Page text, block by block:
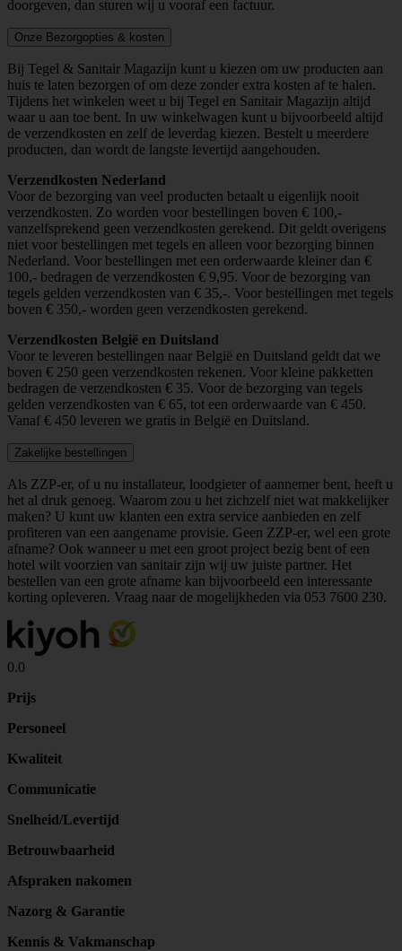
doorgeven, dan sturen wij u vooraf een factuur.
Onze Bezorgopties & kosten
Bij Tegel & Sanitair Magazijn kunt u kiezen om uw producten aan
huis te laten bezorgen of om deze zonder extra kosten af te halen.
Tijdens het winkelen weet u bij Tegel en Sanitair Magazijn altijd
waar u aan toe bent. In uw winkelwagen kunt u bijvoorbeeld altijd
de verzendkosten en zelf de leverdag kiezen. Bestelt u meerdere
producten, dan wordt de langste levertijd aangehouden.
Verzendkosten Nederland
Voor de bezorging van veel producten betaalt u eigenlijk nooit
verzendkosten. Zo worden voor bestellingen boven € 100,-
vanzelfsprekend geen verzendkosten gerekend. Dit geldt overigens
niet voor bestellingen met tegels en alleen voor bezorging binnen
Nederland. Voor bestellingen met een orderwaarde kleiner dan €
100,- bedragen de verzendkosten € 9,95. Voor de bezorging van
tegels gelden verzendkosten van € 35,-. Voor bestellingen met tegels
boven € 350,- worden geen verzendkosten gerekend.
Verzendkosten België en Duitsland
Voor te leveren bestellingen naar België en Duitsland geldt dat we
boven € 250 geen verzendkosten rekenen. Voor kleine pakketten
bedragen de verzendkosten € 35. Voor de bezorging van tegels
gelden verzendkosten van € 65, tot een orderwaarde van € 450.
Vanaf € 450 leveren we gratis in België en Duitsland.
Zakelijke bestellingen
Als ZZP-er, of u nu installateur, loodgieter of aannemer bent, heeft u
het al druk genoeg. Waarom zou u het zichzelf niet wat makkelijker
maken? U kunt uw klanten een extra service aanbieden en zelf
profiteren van een aangename provisie. Geen ZZP-er, wel een grote
afname? Ook wanneer u met een groot project bezig bent of een
hotel wilt voorzien van sanitair zijn wij uw juiste partner. Het
bestellen van een grote afname kan bijvoorbeeld een interessante
korting opleveren. Vraag naar de mogelijkheden via 053 7600 230.
0.0
Prijs
Personeel
Kwaliteit
Communicatie
Snelheid/Levertijd
Betrouwbaarheid
Afspraken nakomen
Nazorg & Garantie
Kennis & Vakmanschap